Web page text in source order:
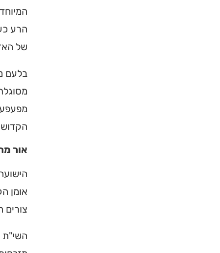
הרע
של
בלעם
אור
אומן
צורים
השי"ת
מחפשים
מוסד